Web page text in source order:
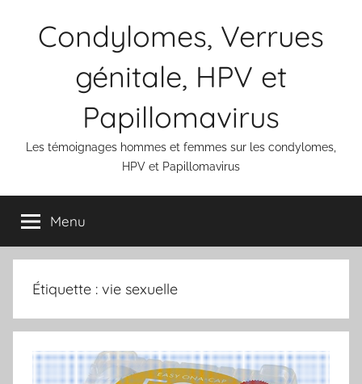
Condylomes, Verrues
génitale, HPV et
Papillomavirus
Les témoignages hommes et femmes sur les condylomes,
HPV et Papillomavirus
Menu
Étiquette : vie sexuelle